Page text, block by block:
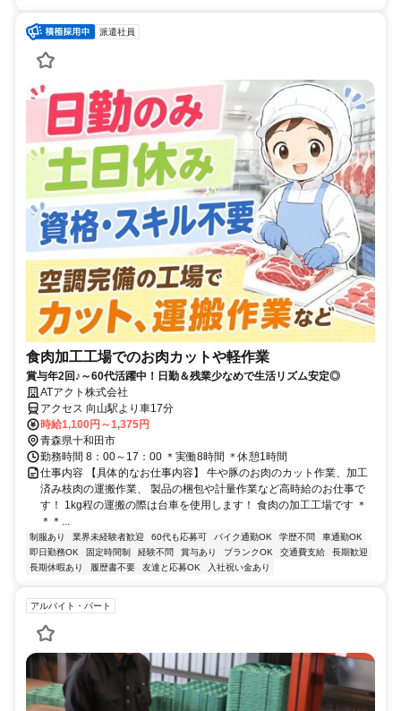
派遣社員
食肉加工工場でのお肉カットや軽作業
賞与年2回♪～60代活躍中！日勤＆残業少なめで生活リズム安定◎
ATアクト株式会社
アクセス 向山駅より車17分
時給1,100円～1,375円
青森県十和田市
勤務時間 8：00～17：00 ＊実働8時間 ＊休憩1時間
仕事内容 【具体的なお仕事内容】 牛や豚のお肉のカット作業、加工
済み枝肉の運搬作業、 製品の梱包や計量作業など高時給のお仕事で
す！ 1kg程の運搬の際は台車を使用します！ 食肉の加工工場です ＊
＊＊...
制服あり 業界未経験者歓迎 60代も応募可 バイク通勤OK 学歴不問
車通勤OK
即日勤務OK
固定時間制 経験不問 賞与あり ブランクOK 交通費支給
長期歓迎
長期休暇あり
履歴書不要 友達と応募OK 入社祝い金あり
アルバイト・パート